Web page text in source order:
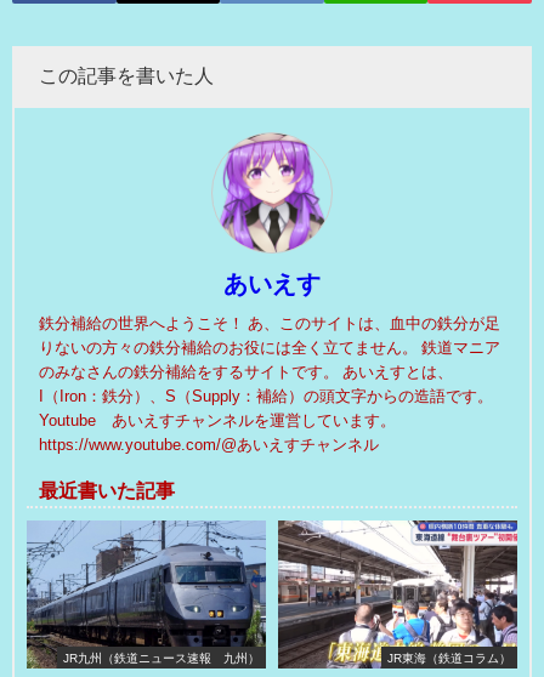
この記事を書いた人
あいえす
鉄分補給の世界へようこそ！ あ、このサイトは、血中の鉄分が足
りないの方々の鉄分補給のお役には全く立てません。 鉄道マニア
のみなさんの鉄分補給をするサイトです。 あいえすとは、
I（Iron：鉄分）、S（Supply：補給）の頭文字からの造語です。
Youtube あいえすチャンネルを運営しています。
https://www.youtube.com/@あいえすチャンネル
最近書いた記事
JR九州（鉄道ニュース速報 九州） JR東海（鉄道コラム）